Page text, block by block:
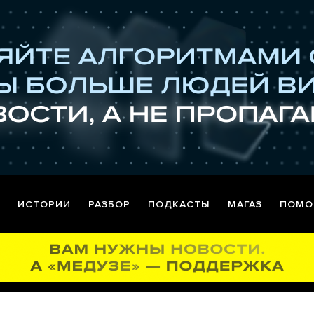
ИСТОРИИ РАЗБОР ПОДКАСТЫ МАГАЗ